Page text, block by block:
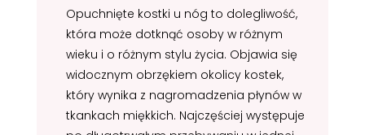
Opuchnięte kostki u nóg to dolegliwość,
która może dotknąć osoby w różnym
wieku i o różnym stylu życia. Objawia się
widocznym obrzękiem okolicy kostek,
który wynika z nagromadzenia płynów w
tkankach miękkich. Najczęściej występuje